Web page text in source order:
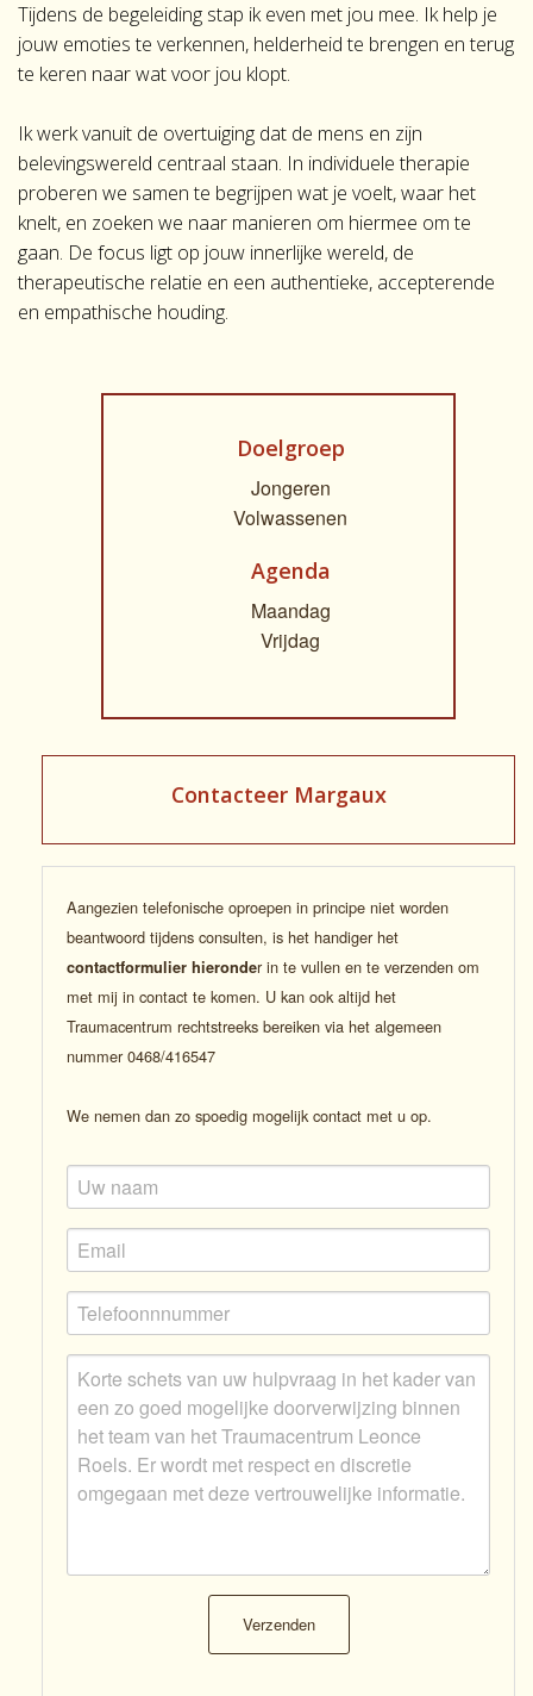
Tijdens de begeleiding stap ik even met jou mee. Ik help je
jouw emoties te verkennen, helderheid te brengen en terug
te keren naar wat voor jou klopt.
Ik werk vanuit de overtuiging dat de mens en zijn
belevingswereld centraal staan. In individuele therapie
proberen we samen te begrijpen wat je voelt, waar het
knelt, en zoeken we naar manieren om hiermee om te
gaan. De focus ligt op jouw innerlijke wereld, de
therapeutische relatie en een authentieke, accepterende
en empathische houding.
Doelgroep
Jongeren
Volwassenen
Agenda
Maandag
Vrijdag
Contacteer Margaux
Aangezien telefonische oproepen in principe niet worden
beantwoord tijdens consulten, is het handiger het
contactformulier hieronder in te vullen en te verzenden om
met mij in contact te komen. U kan ook altijd het
Traumacentrum rechtstreeks bereiken via het algemeen
nummer 0468/416547
We nemen dan zo spoedig mogelijk contact met u op.
Verzenden